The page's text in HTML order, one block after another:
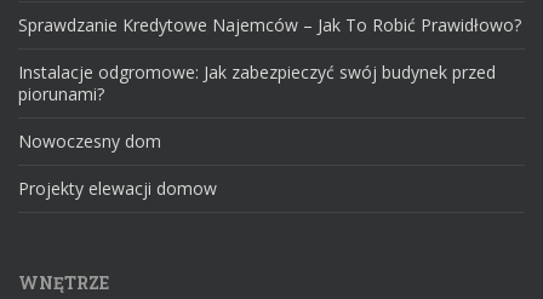
Sprawdzanie Kredytowe Najemców – Jak To Robić Prawidłowo?
Instalacje odgromowe: Jak zabezpieczyć swój budynek przed
piorunami?
Nowoczesny dom
Projekty elewacji domow
WNĘTRZE